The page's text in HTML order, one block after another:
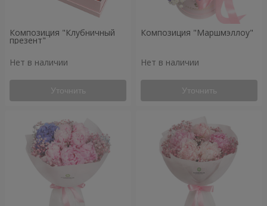
Композиция "Клубничный
презент"
Нет в наличии
Уточнить
Композиция "Маршмэллоу"
Нет в наличии
Уточнить